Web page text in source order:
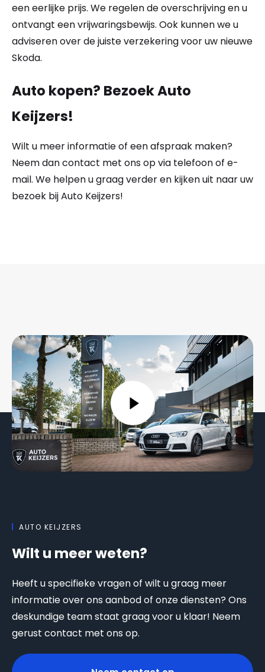
een eerlijke prijs. We regelen de overschrijving en u
ontvangt een vrijwaringsbewijs. Ook kunnen we u
adviseren over de juiste verzekering voor uw nieuwe
Skoda.
Auto kopen? Bezoek Auto
Keijzers!
Wilt u meer informatie of een afspraak maken?
Neem dan contact met ons op via telefoon of e-
mail. We helpen u graag verder en kijken uit naar uw
bezoek bij Auto Keijzers!
AUTO KEIJZERS
Wilt u meer weten?
Heeft u specifieke vragen of wilt u graag meer
informatie over ons aanbod of onze diensten? Ons
deskundige team staat graag voor u klaar! Neem
gerust contact met ons op.